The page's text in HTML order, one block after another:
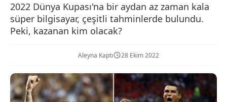
2022 Dünya Kupası'na bir aydan az zaman kala
süper bilgisayar, çeşitli tahminlerde bulundu.
Peki, kazanan kim olacak?
Aleyna Kaptı 28 Ekim 2022